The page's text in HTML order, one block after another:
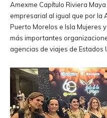
Amexme Capítulo Riviera
empresarial al igual que por la
Puerto Morelos e Isla Mujeres
más importantes
agencias de viajes de Estados